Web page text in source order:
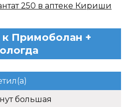
250 в аптеке Кириши
Примоболан +
большая